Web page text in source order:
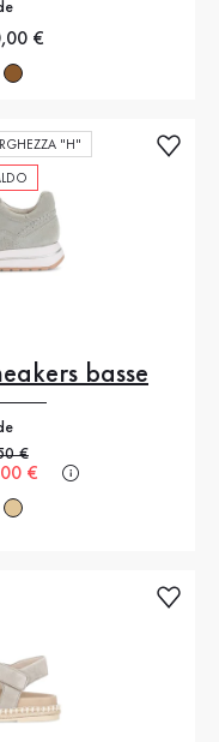
prezzo
€
"H"
basse
precedente
€
prezzo
€